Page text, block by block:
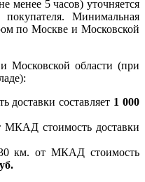
менее 5 часов) уточняется
Минимальная
по Москве и Московской
Московской области (при
составляет 1 000
МКАД стоимость доставки
км. от МКАД стоимость